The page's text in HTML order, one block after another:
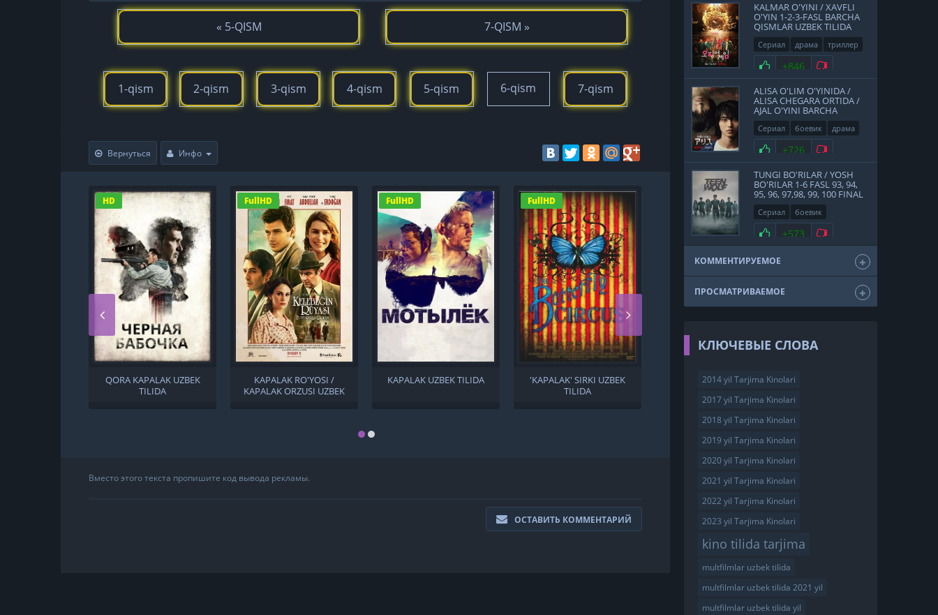
« 5-QISM 7-QISM »
1-qism 2-qism 3-qism 4-qism 5-qism 6-qism 7-qism
Вернуться Инфо
HD
QORA KAPALAK UZBEK
TILIDA
FullHD
KAPALAK RO'YOSI /
KAPALAK ORZUSI UZBEK
FullHD
KAPALAK UZBEK TILIDA
FullHD
'KAPALAK' SIRKI UZBEK
TILIDA
FullHD
KAPALAK MINA /
Вместо этого текста пропишите код вывода рекламы.
ОСТАВИТЬ КОММЕНТАРИЙ
KALMAR O'YINI / XAVFLI
O'YIN 1-2-3-FASL BARCHA
QISMLAR UZBEK TILIDA
Сериал драма
триллер
2021
Нравится
+846 Не нравится
ALISA O'LIM O'YINIDA /
ALISA CHEGARA ORTIDA /
AJAL O'YINI BARCHA
QISMLAR UZBEK TILIDA
Сериал боевик
драма
фантастика
Япония
Нравится
+726 Не нравится
TUNGI BO'RILAR / YOSH
BO'RILAR 1-6 FASL 93, 94,
95, 96, 97,98, 99, 100 FINAL
QISMLAR UZBEK TILIDA
Сериал
боевик
мелодрама
драма
2011
Нравится
+573 Не нравится
КОММЕНТИРУЕМОЕ
ПРОСМАТРИВАЕМОЕ
КЛЮЧЕВЫЕ СЛОВА
2014 yil Tarjima Kinolari
2017 yil Tarjima Kinolari
2018 yil Tarjima Kinolari
2019 yil Tarjima Kinolari
2020 yil Tarjima Kinolari
2021 yil Tarjima Kinolari
2022 yil Tarjima Kinolari
2023 yil Tarjima Kinolari
kino tilida tarjima
multfilmlar uzbek tilida
multfilmlar uzbek tilida 2021 yil
multfilmlar uzbek tilida yil